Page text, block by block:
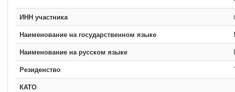
ИНН участника
Наименование на государственном языке
Наименование на русском языке
Резиденство
КАТО